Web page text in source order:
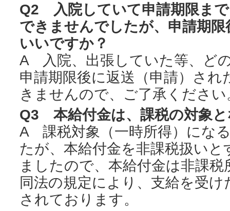
Q2 入院していて申請期限ま
できませんでしたが、申請期
いいですか？
A 入院、出張していた等、ど
申請期限後に返送（申請）さ
きませんので、ご了承ください
Q3 本給付金は、課税の対象
A 課税対象（一時所得）にな
たが、本給付金を非課税扱い
ましたので、本給付金は非課
同法の規定により、支給を受
されております。